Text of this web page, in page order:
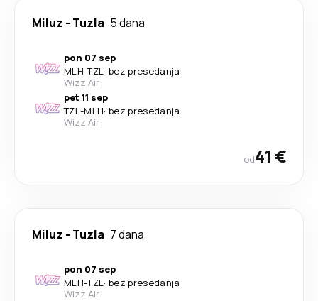
Miluz - Tuzla 5 dana
pon 07 sep
MLH-TZL· bez presedanja
Wizz Air
pet 11 sep
TZL-MLH· bez presedanja
Wizz Air
od41 €
Miluz - Tuzla 7 dana
pon 07 sep
MLH-TZL· bez presedanja
Wizz Air